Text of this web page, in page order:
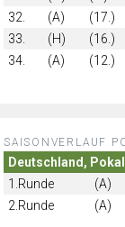
32.
(A) (17.)
33.
(H) (16.)
34.
(A) (12.)
SAISONVERLAUF
Deutschland, Pokal
1.Runde
(A)
2.Runde
(A)